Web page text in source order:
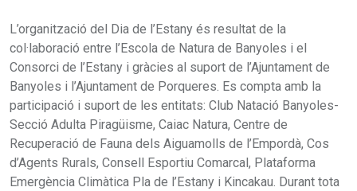
L’organització del Dia de l’Estany és resultat de la
col·laboració entre l’Escola de Natura de Banyoles i el
Consorci de l’Estany i gràcies al suport de l’Ajuntament de
Banyoles i l’Ajuntament de Porqueres. Es compta amb la
participació i suport de les entitats: Club Natació Banyoles-
Secció Adulta Piragüisme, Caiac Natura, Centre de
Recuperació de Fauna dels Aiguamolls de l’Empordà, Cos
d’Agents Rurals, Consell Esportiu Comarcal, Plataforma
Emergència Climàtica Pla de l’Estany i Kincakau. Durant tota